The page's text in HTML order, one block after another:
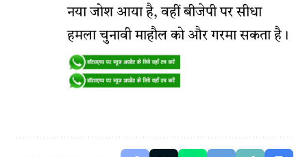
नया जोश आया है, वहीं बीजेपी पर सीधा
हमला चुनावी माहौल को और गरमा सकता है।